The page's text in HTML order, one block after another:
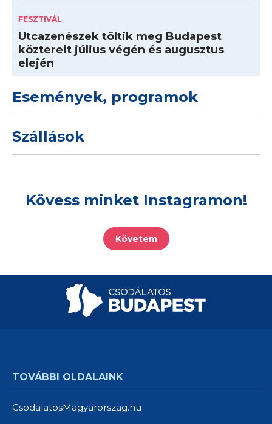
FESZTIVÁL
Utcazenészek töltik meg Budapest
köztereit július végén és augusztus
elején
Események, programok
Szállások
Kövess minket Instagramon!
Követem
TOVÁBBI OLDALAINK
CsodalatosMagyarorszag.hu